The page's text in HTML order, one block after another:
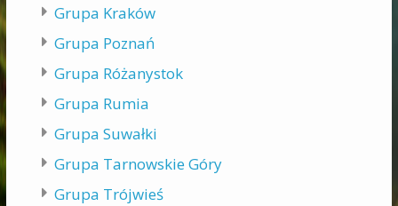
Grupa Kraków
Grupa Poznań
Grupa Różanystok
Grupa Rumia
Grupa Suwałki
Grupa Tarnowskie Góry
Grupa Trójwieś